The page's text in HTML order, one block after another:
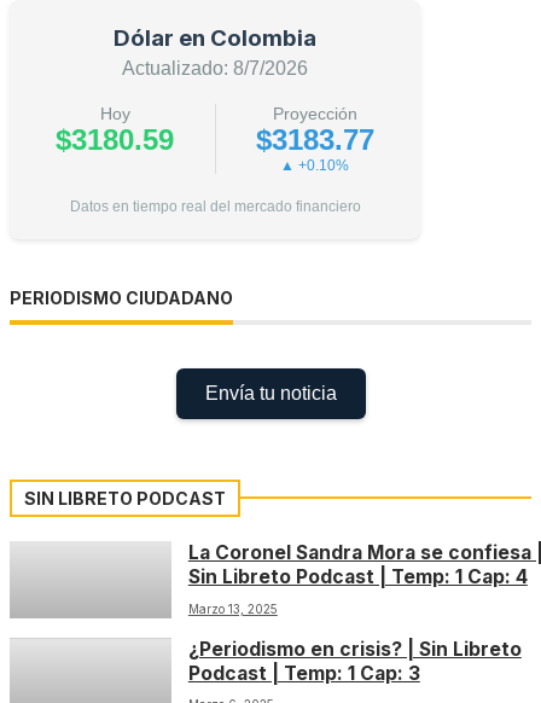
Dólar en Colombia
Actualizado: 8/7/2026
Hoy
$3180.59
Proyección
$3183.77
▲ +0.10%
Datos en tiempo real del mercado financiero
PERIODISMO CIUDADANO
Envía tu noticia
SIN LIBRETO PODCAST
La Coronel Sandra Mora se confiesa
Sin Libreto Podcast | Temp: 1 Cap: 4
Marzo 13, 2025
¿Periodismo en crisis? | Sin Libreto
Podcast | Temp: 1 Cap: 3